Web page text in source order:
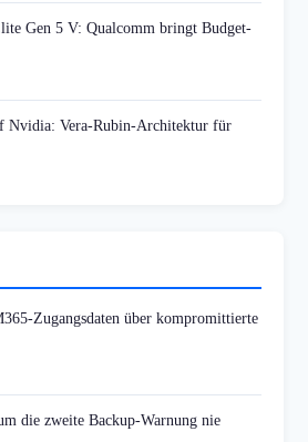
Gen 5 V: Qualcomm bringt Budget-
Nvidia: Vera-Rubin-Architektur für
Zugangsdaten über kompromittierte
die zweite Backup-Warnung nie